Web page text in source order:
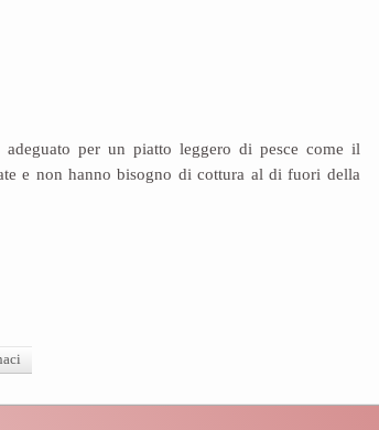
per un piatto leggero di pesce come il
e non hanno bisogno di cottura al di fuori della